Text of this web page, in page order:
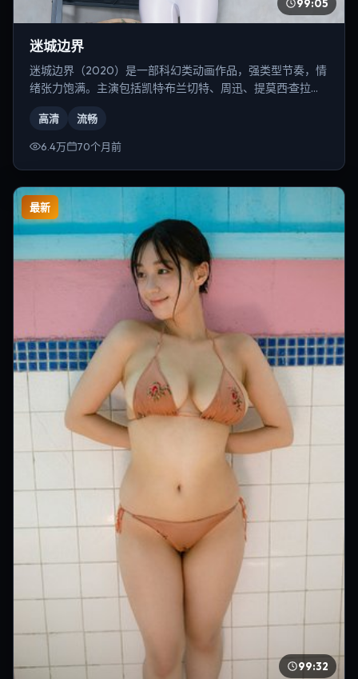
99:05
迷城边界
迷城边界（2020）是一部科幻类动画作品，强类型节奏，情
绪张力饱满。主演包括凯特·布兰切特、周迅、提莫西·查拉梅
高清 流畅
6.4万 70个月前
最新
99:32